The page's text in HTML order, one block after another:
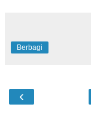
Berbagi
‹